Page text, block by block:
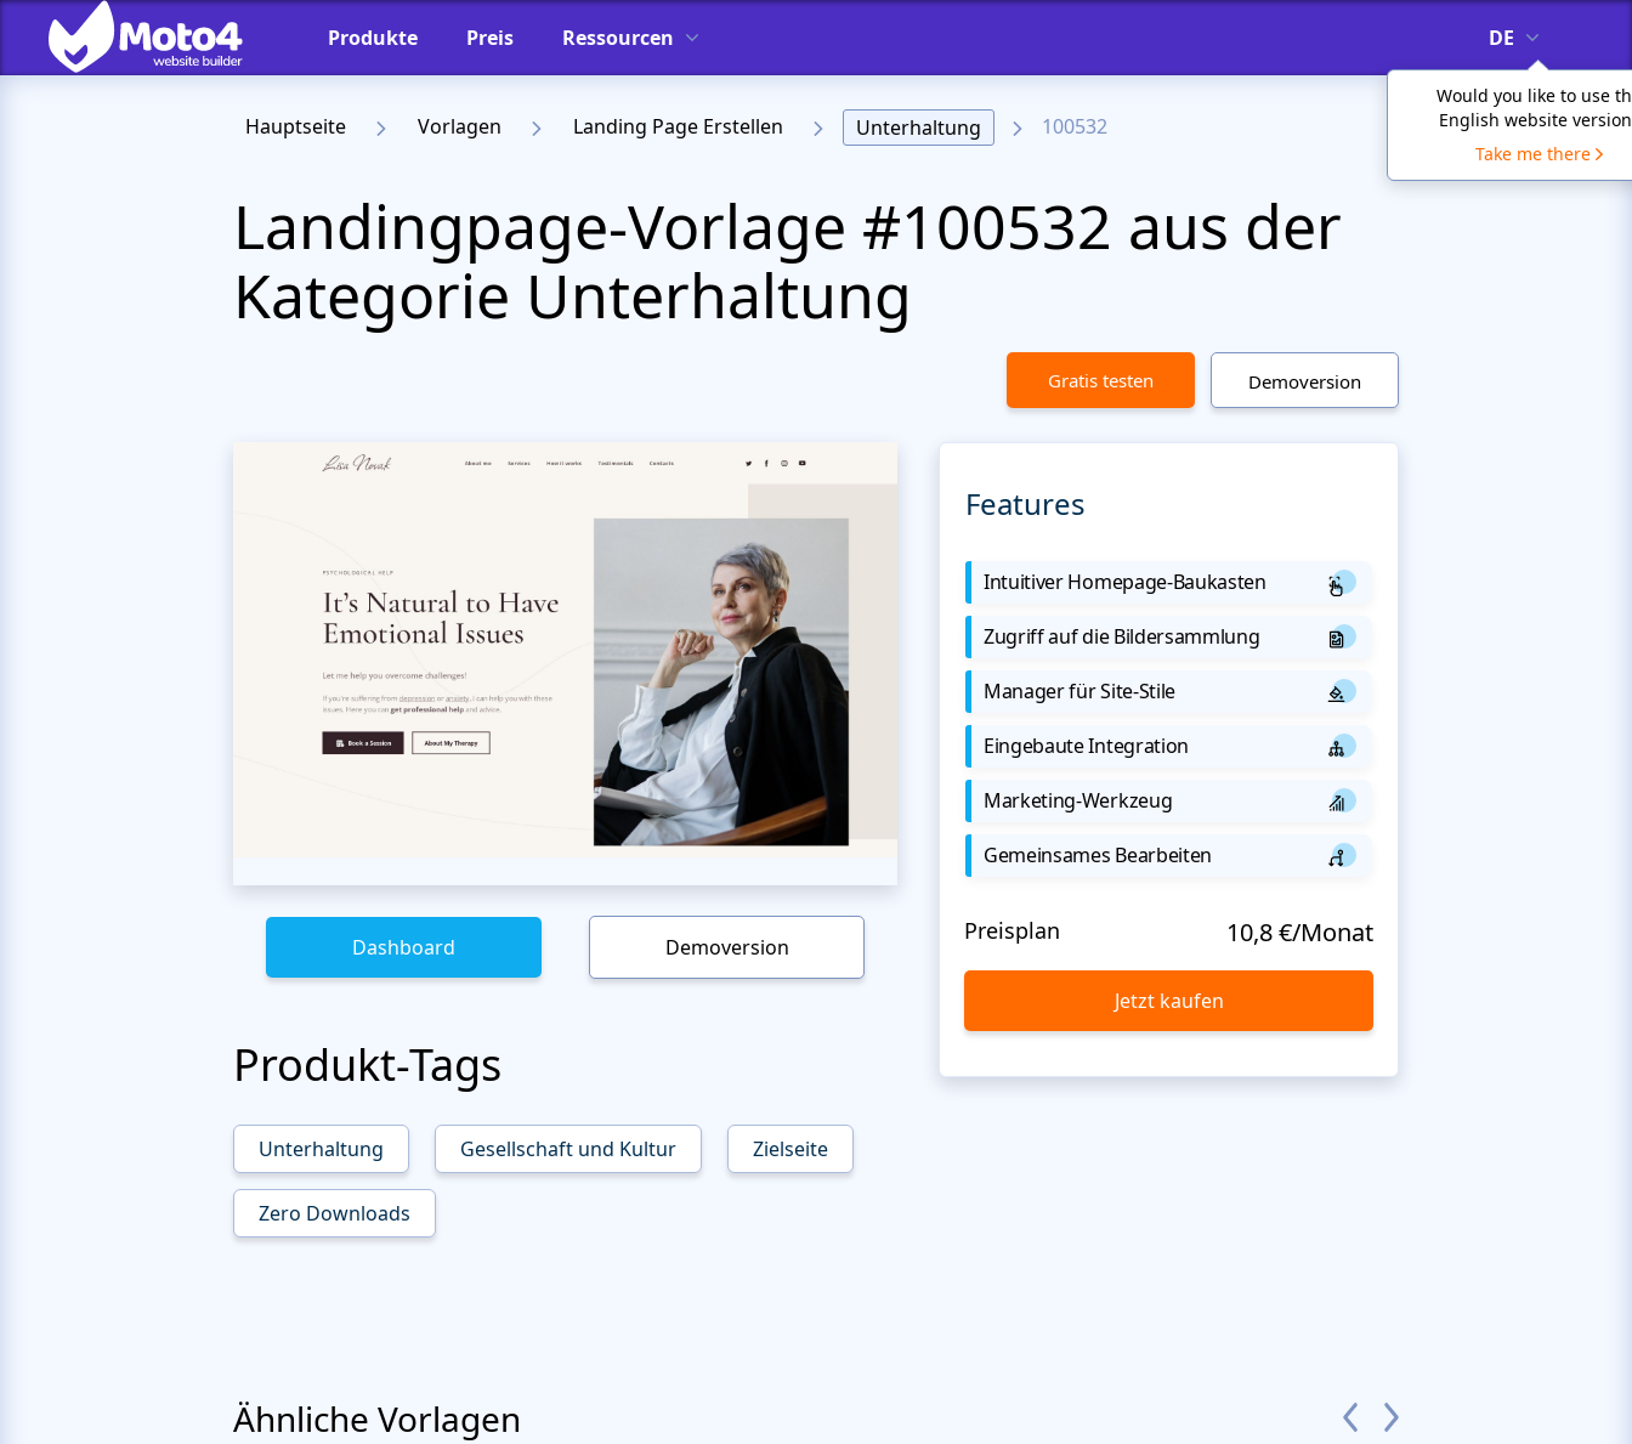
Produkte Preis Ressourcen DE
Would you like to use
English website
Take me there
Hauptseite Vorlagen Landing Page Erstellen Unterhaltung 100532
Landingpage-Vorlage #100532 aus der
Kategorie Unterhaltung
Gratis testen Demoversion
Dashboard Demoversion
Produkt-Tags
Unterhaltung Gesellschaft und Kultur Zielseite
Zero Downloads
Features
Intuitiver Homepage-Baukasten
Zugriff auf die Bildersammlung
Manager für Site-Stile
Eingebaute Integration
Marketing-Werkzeug
Gemeinsames Bearbeiten
Preisplan 10,8 €/Monat
Jetzt kaufen
Ähnliche Vorlagen